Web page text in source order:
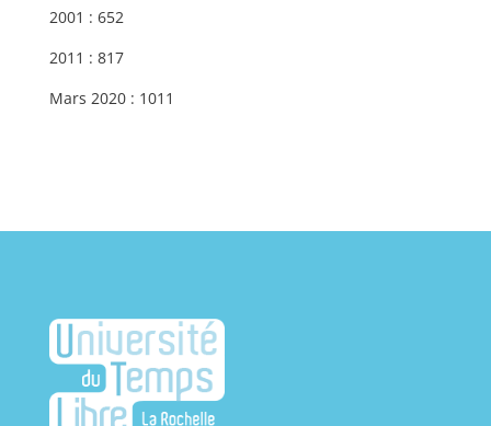
2001 : 652
2011 : 817
Mars 2020 : 1011